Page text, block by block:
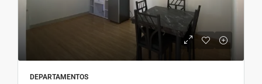
DEPARTAMENTOS